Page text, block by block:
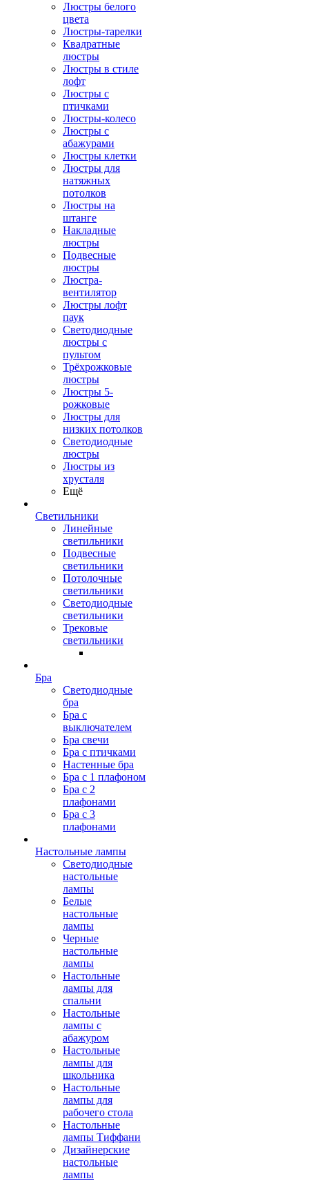
Люстры белого
цвета
Люстры-тарелки
Квадратные
люстры
Люстры в стиле
лофт
Люстры с
птичками
Люстры-колесо
Люстры с
абажурами
Люстры клетки
Люстры для
натяжных
потолков
Люстры на
штанге
Накладные
люстры
Подвесные
люстры
Люстра-
вентилятор
Люстры лофт
паук
Светодиодные
люстры с
пультом
Трёхрожковые
люстры
Люстры 5-
рожковые
Люстры для
низких потолков
Cветодиодные
люстры
Люстры из
хрусталя
Ещё
Светильники
Линейные
светильники
Подвесные
светильники
Потолочные
светильники
Светодиодные
светильники
Трековые
светильники
Бра
Светодиодные
бра
Бра с
выключателем
Бра свечи
Бра с птичками
Настенные бра
Бра с 1 плафоном
Бра с 2
плафонами
Бра с 3
плафонами
Настольные лампы
Светодиодные
настольные
лампы
Белые
настольные
лампы
Черные
настольные
лампы
Настольные
лампы для
спальни
Настольные
лампы с
абажуром
Настольные
лампы для
школьника
Настольные
лампы для
рабочего стола
Настольные
лампы Тиффани
Дизайнерские
настольные
лампы